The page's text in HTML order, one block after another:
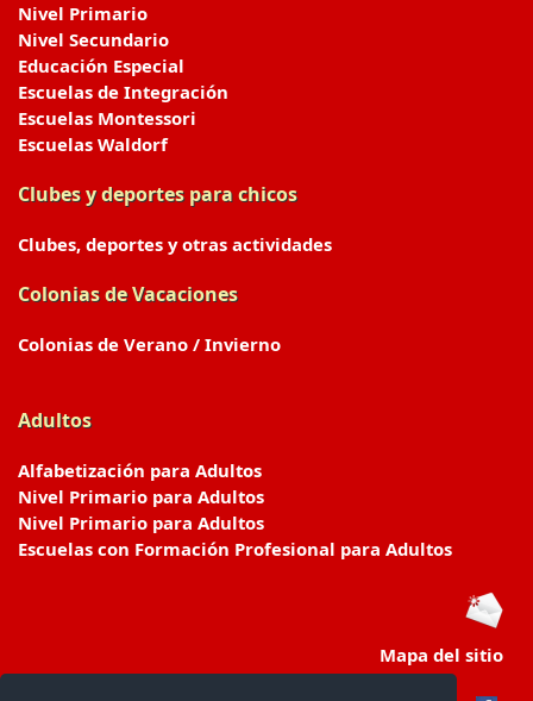
Nivel Primario
Nivel Secundario
Educación Especial
Escuelas de Integración
Escuelas Montessori
Escuelas Waldorf
Clubes y deportes para chicos
Clubes, deportes y otras actividades
Colonias de Vacaciones
Colonias de Verano / Invierno
Adultos
Alfabetización para Adultos
Nivel Primario para Adultos
Nivel Primario para Adultos
Escuelas con Formación Profesional para Adultos
Mapa del sitio